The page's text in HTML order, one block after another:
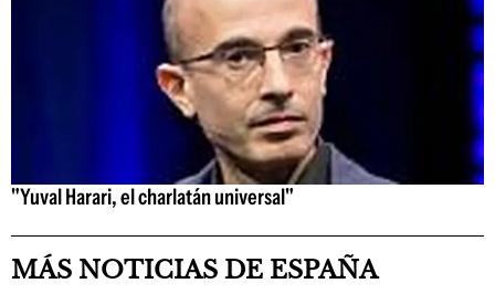
"Yuval Harari, el charlatán universal"
MÁS NOTICIAS DE ESPAÑA